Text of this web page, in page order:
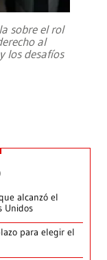
sobre el rol
al
los desafíos
alcanzó el
Unidos
para elegir el